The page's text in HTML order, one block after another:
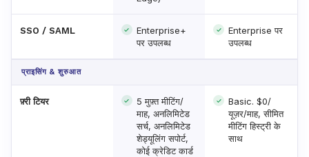
SSO / SAML
Enterprise+
पर उपलब्ध
Enterprise पर
उपलब्ध
प्राइसिंग & शुरुआत
फ़्री टियर
5 मुफ़्त मीटिंग/
माह, अनलिमिटेड
सर्च, अनलिमिटेड
शेड्यूलिंग सपोर्ट,
कोई क्रेडिट कार्ड
Basic. $0/
यूज़र/माह, सीमित
मीटिंग हिस्ट्री के
साथ